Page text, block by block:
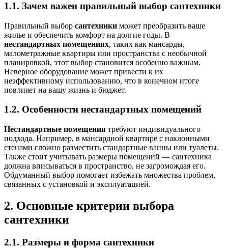
1.1. Зачем важен правильный выбор сантехники
Правильный выбор сантехники может преобразить ваше
жилье и обеспечить комфорт на долгие годы. В
нестандартных помещениях, таких как мансарды,
малометражные квартиры или пространства с необычной
планировкой, этот выбор становится особенно важным.
Неверное оборудование может привести к их
неэффективному использованию, что в конечном итоге
повлияет на вашу жизнь и бюджет.
1.2. Особенности нестандартных помещений
Нестандартные помещения требуют индивидуального
подхода. Например, в мансардной квартире с наклонными
стенами сложно разместить стандартные ванны или туалеты.
Также стоит учитывать размеры помещений — сантехника
должна вписываться в пространство, не загромождая его.
Обдуманный выбор помогает избежать множества проблем,
связанных с установкой и эксплуатацией.
2. Основные критерии выбора
сантехники
2.1. Размеры и форма сантехники